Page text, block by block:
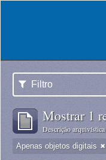
Filtro
Mostrar 1
Descrição arquivística
Apenas objetos digitais